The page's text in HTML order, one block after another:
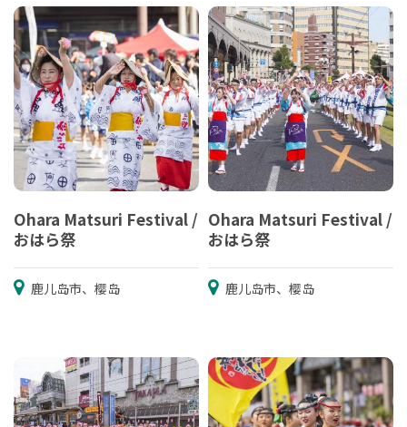
Ohara Matsuri Festival /
おはら祭
鹿儿岛市、樱岛
Ohara Matsuri Festival /
おはら祭
鹿儿岛市、樱岛